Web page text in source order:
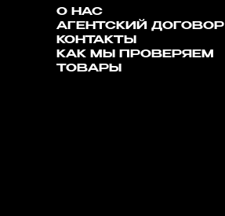
О НАС
АГЕНТСКИЙ ДОГОВОР
КОНТАКТЫ
КАК МЫ ПРОВЕРЯЕМ
ТОВАРЫ